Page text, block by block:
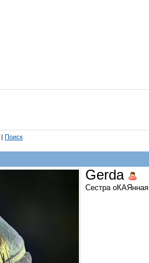
| Поиск
Gerda
Сестра оКАЯнная